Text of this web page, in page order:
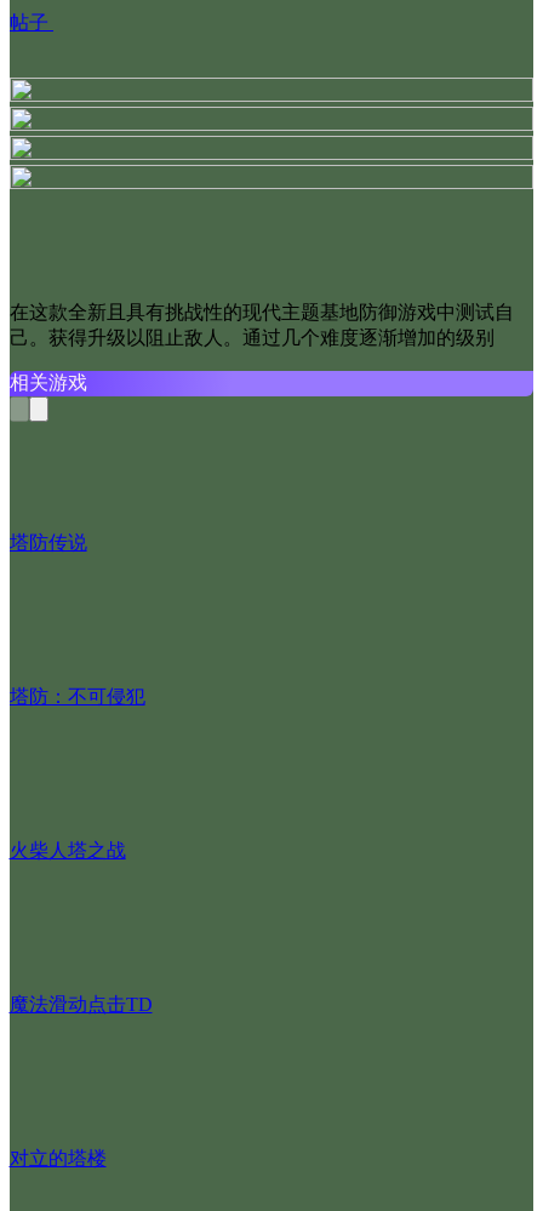
帖子
在这款全新且具有挑战性的现代主题基地防御游戏中测试自
己。获得升级以阻止敌人。通过几个难度逐渐增加的级别
相关游戏
塔防传说
塔防：不可侵犯
火柴人塔之战
魔法滑动点击TD
对立的塔楼